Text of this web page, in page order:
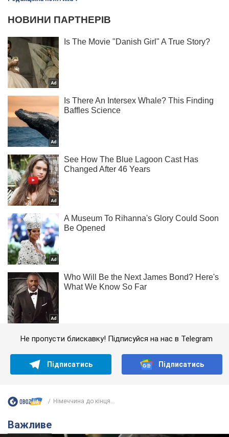
Не пропусти блискавку! Підписуйся на нас в Telegram
Підписатись Підписатись
Німеччина до кінця...
Важливе